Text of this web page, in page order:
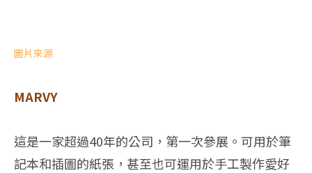
圖片來源
MARVY
這是一家超過40年的公司，第一次參展。可用於筆
記本和插圖的紙張，甚至也可運用於手工製作愛好